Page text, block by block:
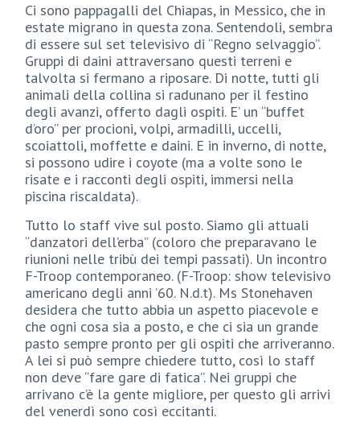
Ci sono pappagalli del Chiapas, in Messico, che in
estate migrano in questa zona. Sentendoli, sembra
di essere sul set televisivo di “Regno selvaggio”.
Gruppi di daini attraversano questi terreni e
talvolta si fermano a riposare. Di notte, tutti gli
animali della collina si radunano per il festino
degli avanzi, offerto dagli ospiti. E’ un “buffet
d’oro” per procioni, volpi, armadilli, uccelli,
scoiattoli, moffette e daini. E in inverno, di notte,
si possono udire i coyote (ma a volte sono le
risate e i racconti degli ospiti, immersi nella
piscina riscaldata).
Tutto lo staff vive sul posto. Siamo gli attuali
“danzatori dell’erba” (coloro che preparavano le
riunioni nelle tribù dei tempi passati). Un incontro
F-Troop contemporaneo. (F-Troop: show televisivo
americano degli anni ’60. N.d.t). Ms Stonehaven
desidera che tutto abbia un aspetto piacevole e
che ogni cosa sia a posto, e che ci sia un grande
pasto sempre pronto per gli ospiti che arriveranno.
A lei si può sempre chiedere tutto, così lo staff
non deve “fare gare di fatica”. Nei gruppi che
arrivano c’è la gente migliore, per questo gli arrivi
del venerdì sono così eccitanti.